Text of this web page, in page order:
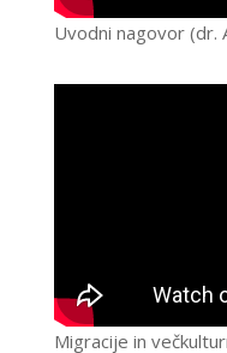
Uvodni nagovor (dr.
Migracije in